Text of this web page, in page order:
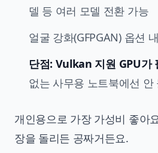
델 등 여러 모델 전환 가능
얼굴 강화(GFPGAN) 옵션
단점: Vulkan 지원 GPU가
없는 사무용 노트북에선 안
개인용으로 가장 가성비 좋아
장을 돌리든 공짜거든요.